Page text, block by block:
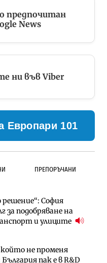
предпочитан
News
ни във Viber
Европари 101
ПРЕПОРЪЧАНИ
решение“: София
за подобряване на
и улиците
не променя
пак е в R&D
избра
преместването на
трасе по бул.
на тунела под
на тунела под
паралелно с
оценки
договор за
на Euroapi Italy